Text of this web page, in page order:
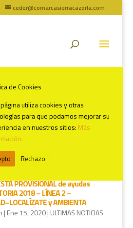
ceder@comarcasierracazorla.com
PROVISIONAL de ayudas
2018 – LÍNEA 2 –
y AMBIENTA
| Ene 15, 2020| ULTIMAS NOTICIAS
de Cookies
utiliza cookies y otras
para que podamos mejorar su
en nuestros sitios: Más
Rechazo